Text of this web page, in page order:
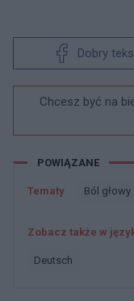
Dobry
Chcesz być na
POWIĄZANE
Tematy Ból głowy
Zobacz także w
deutsch